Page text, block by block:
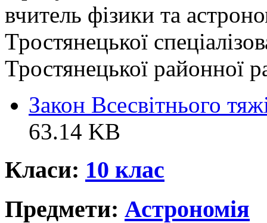
вчитель фізики та
Тростянецької
Тростянецької районної
Закон Всесвітнього
63.14 KB
Класи: 10 клас
Предмети: Астрономія